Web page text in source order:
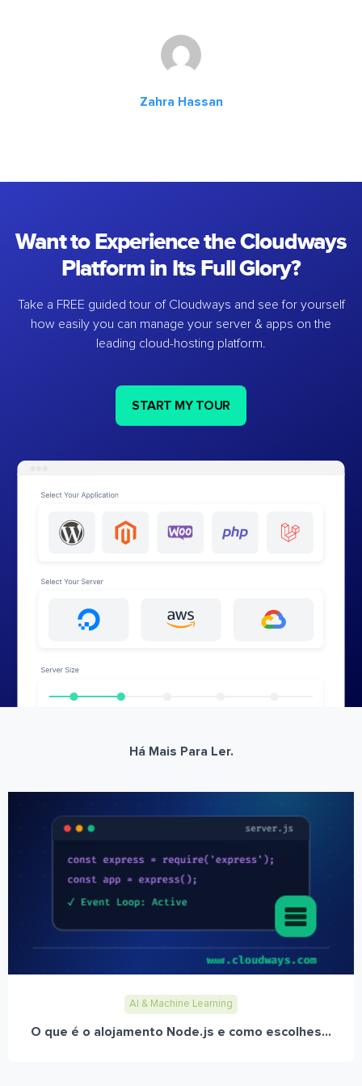
Zahra Hassan
Want to Experience the Cloudways
Platform in Its Full Glory?
Take a FREE guided tour of Cloudways and see for yourself
how easily you can manage your server & apps on the
leading cloud-hosting platform.
START MY TOUR
Há Mais Para Ler.
AI & Machine Learning
O que é o alojamento Node.js e como escolhes...